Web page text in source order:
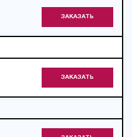
ЗАКАЗАТЬ
ЗАКАЗАТЬ